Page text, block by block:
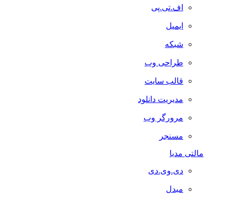
اف.تی.پی
ایمیل
شبکه
طراحی وب
قالب سایت
مدیریت دانلود
مرورگر وب
مسنجر
مالتی مدیا
دی.وی.دی
مبدل